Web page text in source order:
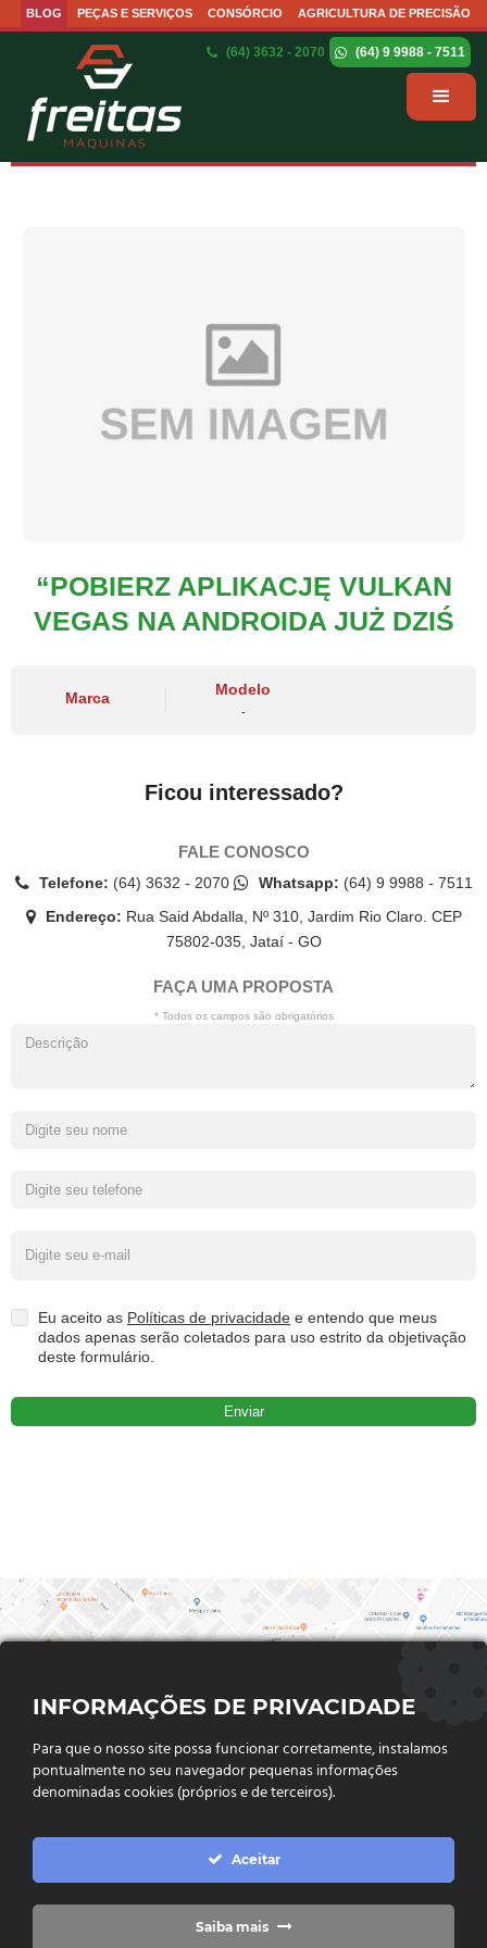
BLOG PEÇAS E SERVIÇOS CONSÓRCIO AGRICULTURA DE PRECISÃO
(64) 3632 - 2070 (64) 9 9988 - 7511
“POBIERZ APLIKACJĘ VULKAN
VEGAS NA ANDROIDA JUŻ DZIŚ
Marca
Modelo
-
Ficou interessado?
FALE CONOSCO
Telefone: (64) 3632 - 2070 Whatsapp: (64) 9 9988 - 7511
Endereço: Rua Said Abdalla, Nº 310, Jardim Rio Claro. CEP
75802-035, Jataí - GO
FAÇA UMA PROPOSTA
* Todos os campos são obrigatórios
Eu aceito as Políticas de privacidade e entendo que meus
dados apenas serão coletados para uso estrito da objetivação
deste formulário.
FALE CONOSCO
Endereço:Rua Said Abdalla, Nº 310, Jardim Rio Claro. CEP
75802-035, Jataí - GO
(64) 3632 - 2070
INFORMAÇÕES DE PRIVACIDADE
Para que o nosso site possa funcionar corretamente, instalamos
pontualmente no seu navegador pequenas informações
denominadas cookies (próprios e de terceiros).
Aceitar
Saiba mais